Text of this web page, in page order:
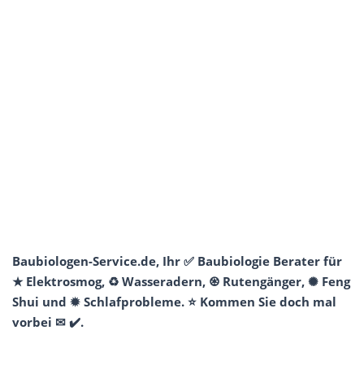
Baubiologen-Service.de, Ihr ✅ Baubiologie Berater für
★ Elektrosmog, ♻ Wasseradern, ♼ Rutengänger, ✺ Feng
Shui und ✹ Schlafprobleme. ⭐ Kommen Sie doch mal
vorbei ✉ ✔️.